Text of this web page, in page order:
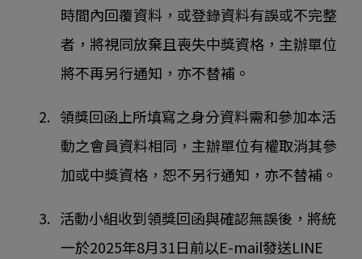
時間內回覆資料，或登錄資料有誤或不完整
者，將視同放棄且喪失中獎資格，主辦單位
將不再另行通知，亦不替補。
2. 領獎回函上所填寫之身分資料需和參加本活
動之會員資料相同，主辦單位有權取消其參
加或中獎資格，恕不另行通知，亦不替補。
3. 活動小組收到領獎回函與確認無誤後，將統
一於2025年8月31日前以E-mail發送LINE